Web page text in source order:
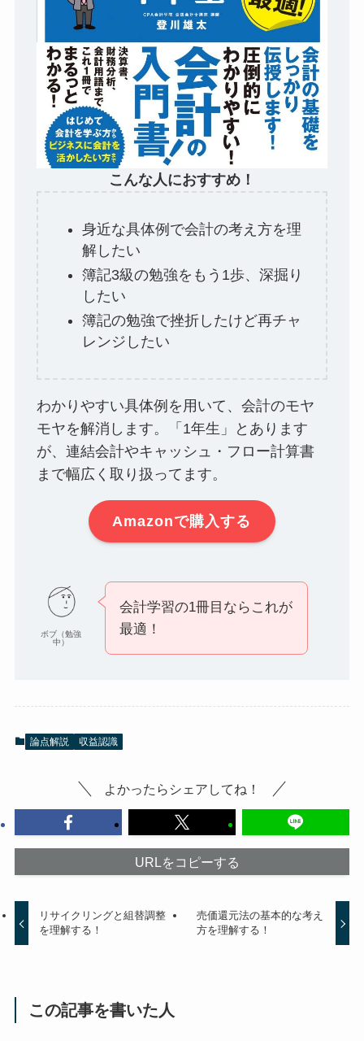
こんな人におすすめ！
身近な具体例で会計の考え方を理
解したい
簿記3級の勉強をもう1歩、深掘り
したい
簿記の勉強で挫折したけど再チャ
レンジしたい
わかりやすい具体例を用いて、会計のモヤ
モヤを解消します。「1年生」とあります
が、連結会計やキャッシュ・フロー計算書
まで幅広く取り扱ってます。
Amazonで購入する
ボブ（勉強
中）
会計学習の1冊目ならこれが
最適！
論点解説 収益認識
よかったらシェアしてね！
URLをコピーする
リサイクリングと組替調整
を理解する！
売価還元法の基本的な考え
方を理解する！
この記事を書いた人